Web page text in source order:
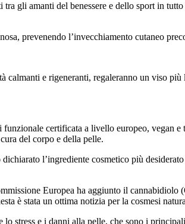
gli amanti del benessere e dello sport in
prevenendo l’invecchiamento cutaneo
e rigeneranti, regaleranno un viso più
certificata a livello europeo, vegan
del corpo e della pelle.
l’ingrediente cosmetico più
Europea ha aggiunto il cannabidiolo
è stata un ottima notizia per la cosmesi
stress e i danni alla pelle, che sono i